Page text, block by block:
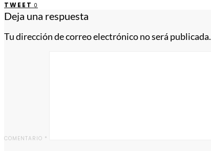
TWEET 0
Deja una respuesta
Tu dirección de correo electrónico no será publicada.
COMENTARIO *